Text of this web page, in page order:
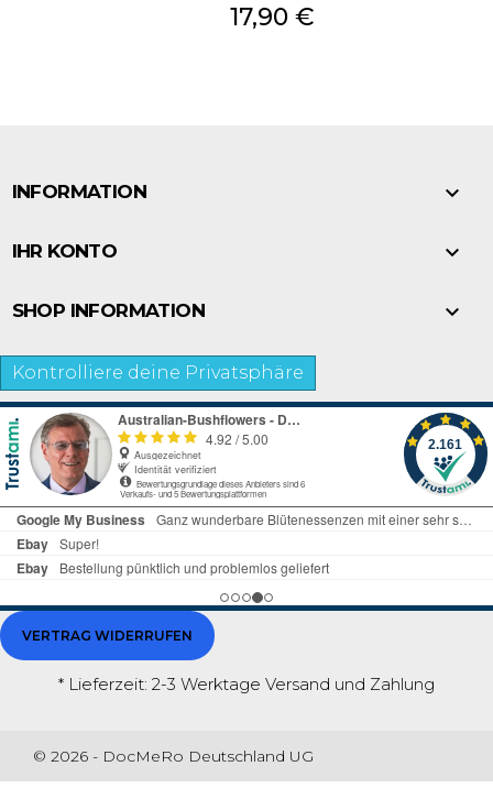
Preis
17,90 €
INFORMATION 
IHR KONTO 
SHOP INFORMATION 
Kontrolliere deine Privatsphäre
VERTRAG WIDERRUFEN
* Lieferzeit: 2-3 Werktage Versand und Zahlung
© 2026 - DocMeRo Deutschland UG